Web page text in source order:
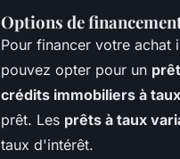
Options de
Pour financer votre achat
pouvez opter pour un
crédits immobiliers à
prêt. Les prêts à taux
taux d'intérêt.